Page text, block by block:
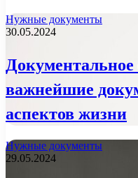
Нужные документы
30.05.2024
Документальное
важнейшие
аспектов жизни
Нужные документы
29.05.2024